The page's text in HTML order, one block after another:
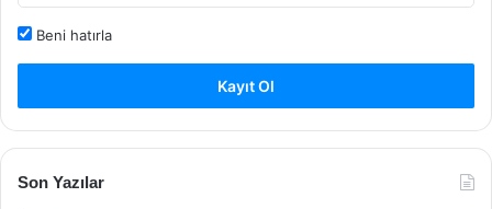
Beni hatırla
Kayıt Ol
Son Yazılar